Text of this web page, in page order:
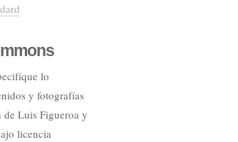
lo
y fotografías
de Luis Figueroa y
licencia